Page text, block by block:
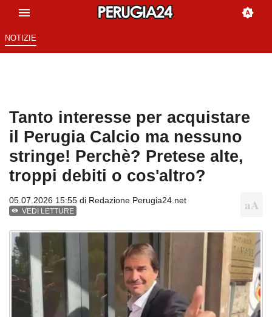
NOTIZIE
Tanto interesse per acquistare
il Perugia Calcio ma nessuno
stringe! Perchè? Pretese alte,
troppi debiti o cos'altro?
05.07.2026 15:55 di Redazione Perugia24.net
VEDI LETTURE